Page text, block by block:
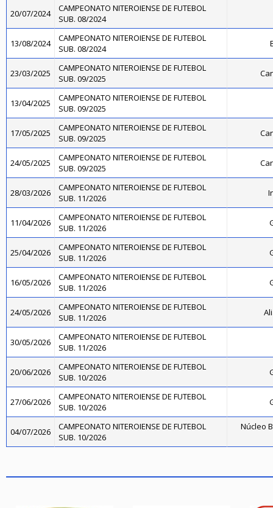
20/07/2024
CAMPEONATO NITEROIENSE DE FUTEBOL
SUB. 08/2024
13/08/2024
CAMPEONATO NITEROIENSE DE FUTEBOL
SUB. 08/2024
23/03/2025
CAMPEONATO NITEROIENSE DE FUTEBOL
SUB. 09/2025
13/04/2025
CAMPEONATO NITEROIENSE DE FUTEBOL
SUB. 09/2025
17/05/2025
CAMPEONATO NITEROIENSE DE FUTEBOL
SUB. 09/2025
24/05/2025
CAMPEONATO NITEROIENSE DE FUTEBOL
SUB. 09/2025
28/03/2026
CAMPEONATO NITEROIENSE DE FUTEBOL
SUB. 11/2026
11/04/2026
CAMPEONATO NITEROIENSE DE FUTEBOL
SUB. 11/2026
25/04/2026
CAMPEONATO NITEROIENSE DE FUTEBOL
SUB. 11/2026
16/05/2026
CAMPEONATO NITEROIENSE DE FUTEBOL
SUB. 11/2026
24/05/2026
CAMPEONATO NITEROIENSE DE FUTEBOL
SUB. 11/2026
30/05/2026
CAMPEONATO NITEROIENSE DE FUTEBOL
SUB. 11/2026
20/06/2026
CAMPEONATO NITEROIENSE DE FUTEBOL
SUB. 10/2026
27/06/2026
CAMPEONATO NITEROIENSE DE FUTEBOL
SUB. 10/2026
04/07/2026
CAMPEONATO NITEROIENSE DE FUTEBOL
SUB. 10/2026
Núcleo